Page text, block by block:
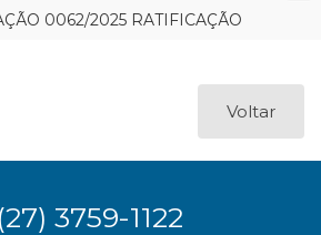
0062/2025 RATIFICAÇÃO
Voltar
(27) 3759-1122